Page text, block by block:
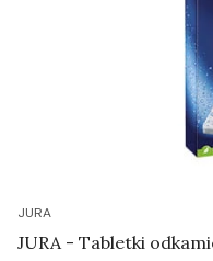
JURA
JURA - Tabletki